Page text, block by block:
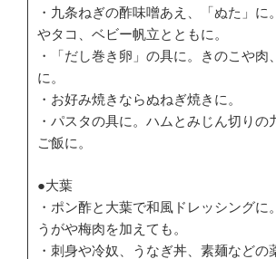
・九条ねぎの酢味噌あえ、「ぬた」に
やタコ、ベビー帆立とともに。
・「だし巻き卵」の具に。きのこや肉
に。
・お好み焼きならぬねぎ焼きに。
・パスタの具に。ハムとみじん切りの
ご飯に。
●大葉
・ポン酢と大葉で和風ドレッシングに
うがや梅肉を加えても。
・刺身や冷奴、うなぎ丼、素麺などの